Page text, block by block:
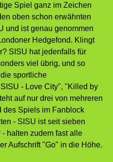
Spiel ganz im Zeichen
oben schon erwähnten
und ist genau genommen
Hedgefond. Klingt
SISU hat jedenfalls für
viel übrig, und so
sportliche
- Love City", "Killed by
auf nur drei von mehreren
des Spiels im Fanblock
- SISU ist seit sieben
halten zudem fast alle
Aufschrift "Go" in die Höhe.